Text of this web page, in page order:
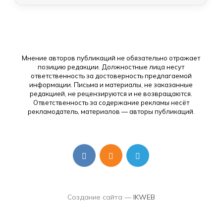
Мнение авторов публикаций не обязательно отражает
позицию редакции. Должностные лица несут
ответственность за достоверность предлагаемой
информации. Письма и материалы, не заказанные
редакцией, не рецензируются и не возвращаются.
Ответственность за содержание рекламы несёт
рекламодатель, материалов — авторы публикаций.
Создание сайта — IKWEB